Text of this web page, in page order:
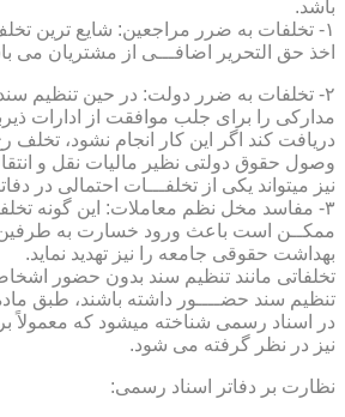
باشد.
۱- تخلفات به ضرر مراجعین: شایع ترین
اخذ حق التحریر اضافـــی از مشتریان می
۲- تخلفات به ضرر دولت: در حین تنظیم
مدارکی را برای جلب موافقت از ادارات
دریافت کند اگر این کار انجام نشود، تخلف
وصول حقوق دولتی نظیر مالیات نقل و
نیز میتواند یکی از تخلفـــات احتمالی در
۳- مفاسد مخل نظم معاملات: این گونه
ممکــن است باعث ورود خسارت به طرفین
بهداشت حقوقی جامعه را نیز تهدید نماید.
تخلفاتی مانند تنظیم سند بدون حضور
در اسناد رسمی شناخته میشود که معمولاً
نیز در نظر گرفته می شود.
نظارت بر دفاتر اسناد رسمی: